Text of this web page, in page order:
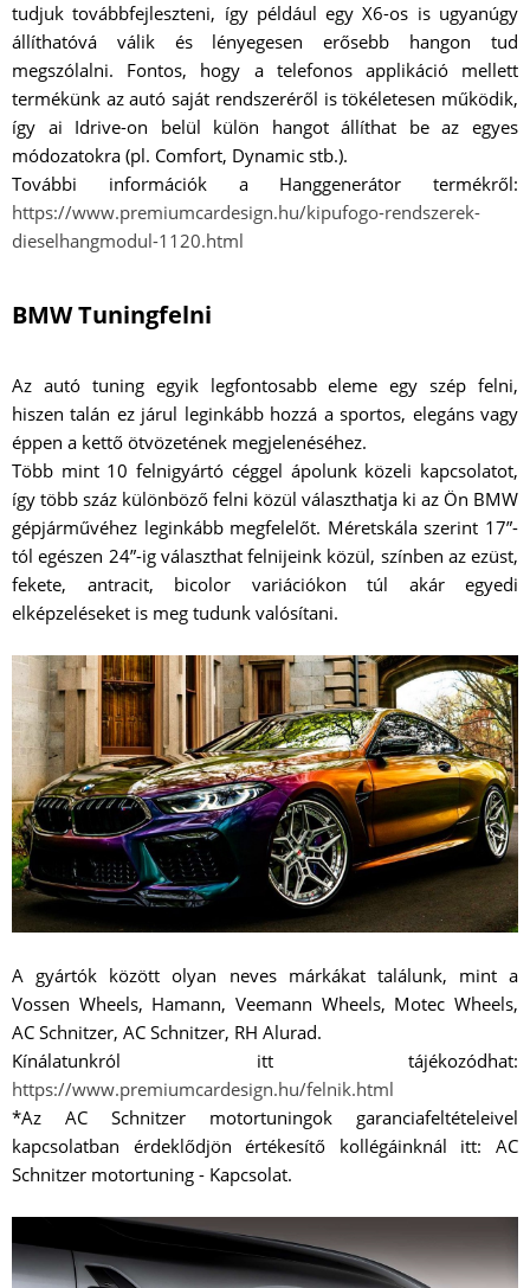
tudjuk továbbfejleszteni, így például egy X6-os is ugyanúgy
állíthatóvá válik és lényegesen erősebb hangon tud
megszólalni. Fontos, hogy a telefonos applikáció mellett
termékünk az autó saját rendszeréről is tökéletesen működik,
így ai Idrive-on belül külön hangot állíthat be az egyes
módozatokra (pl. Comfort, Dynamic stb.).
További információk a Hanggenerátor termékről:
https://www.premiumcardesign.hu/kipufogo-rendszerek-
dieselhangmodul-1120.html
BMW Tuningfelni
Az autó tuning egyik legfontosabb eleme egy szép felni,
hiszen talán ez járul leginkább hozzá a sportos, elegáns vagy
éppen a kettő ötvözetének megjelenéséhez.
Több mint 10 felnigyártó céggel ápolunk közeli kapcsolatot,
így több száz különböző felni közül választhatja ki az Ön BMW
gépjárművéhez leginkább megfelelőt. Méretskála szerint 17”-
tól egészen 24”-ig választhat felnijeink közül, színben az ezüst,
fekete, antracit, bicolor variációkon túl akár egyedi
elképzeléseket is meg tudunk valósítani.
A gyártók között olyan neves márkákat találunk, mint a
Vossen Wheels, Hamann, Veemann Wheels, Motec Wheels,
AC Schnitzer, AC Schnitzer, RH Alurad.
Kínálatunkról itt tájékozódhat:
https://www.premiumcardesign.hu/felnik.html
*Az AC Schnitzer motortuningok garanciafeltételeivel
kapcsolatban érdeklődjön értékesítő kollégáinknál itt: AC
Schnitzer motortuning - Kapcsolat.